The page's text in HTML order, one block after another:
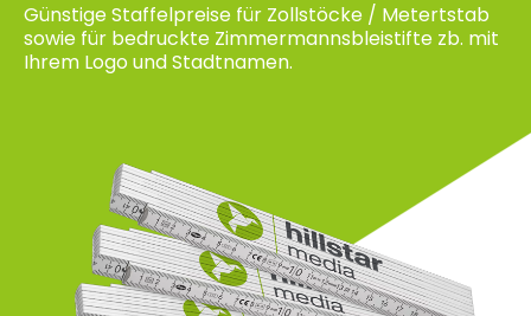
Günstige Staffelpreise für Zollstöcke / Metertstab
sowie für bedruckte Zimmermannsbleistifte zb. mit
Ihrem Logo und Stadtnamen.